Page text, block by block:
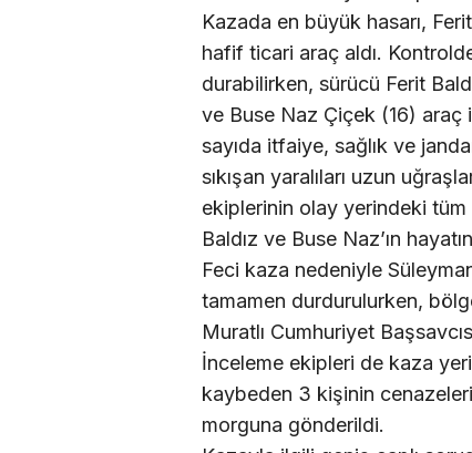
Kazada en büyük hasarı,
hafif ticari araç aldı.
durabilirken, sürücü Ferit
ve Buse Naz Çiçek (16) araç
sayıda itfaiye, sağlık ve
sıkışan yaralıları uzun
ekiplerinin olay yerindeki tüm
Baldız ve Buse Naz’ın
Feci kaza nedeniyle
tamamen durdurulurken,
Muratlı Cumhuriyet
İnceleme ekipleri de kaza
kaybeden 3 kişinin
morguna gönderildi.